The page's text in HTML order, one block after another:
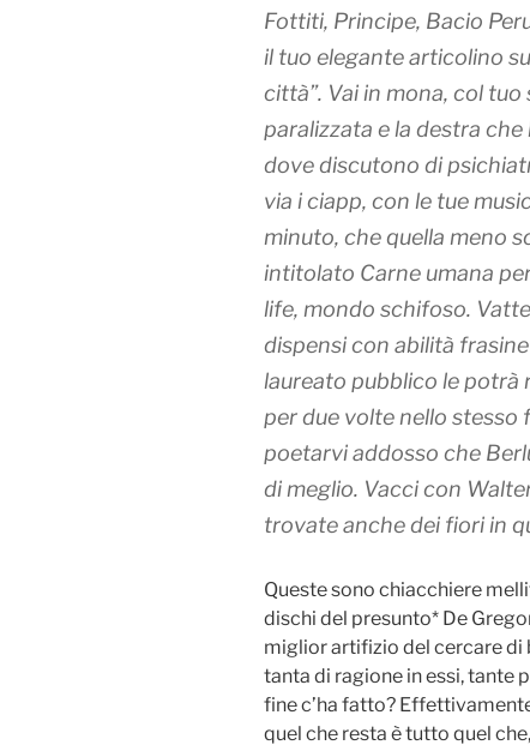
Fottiti, Principe, Bacio
il tuo elegante articolino
città”. Vai in mona, col
paralizzata e la destra
dove discutono di
via i ciapp, con le tue
minuto, che quella meno
intitolato Carne umana
life, mondo schifoso.
dispensi con abilità
laureato pubblico le potrà
per due volte nello stesso
poetarvi addosso che
di meglio. Vacci con
trovate anche dei fiori in
Queste sono chiacchiere
dischi del presunto* De
miglior artifizio del cercare di
tanta di ragione in essi, tante
fine c’ha fatto?
quel che resta è tutto quel